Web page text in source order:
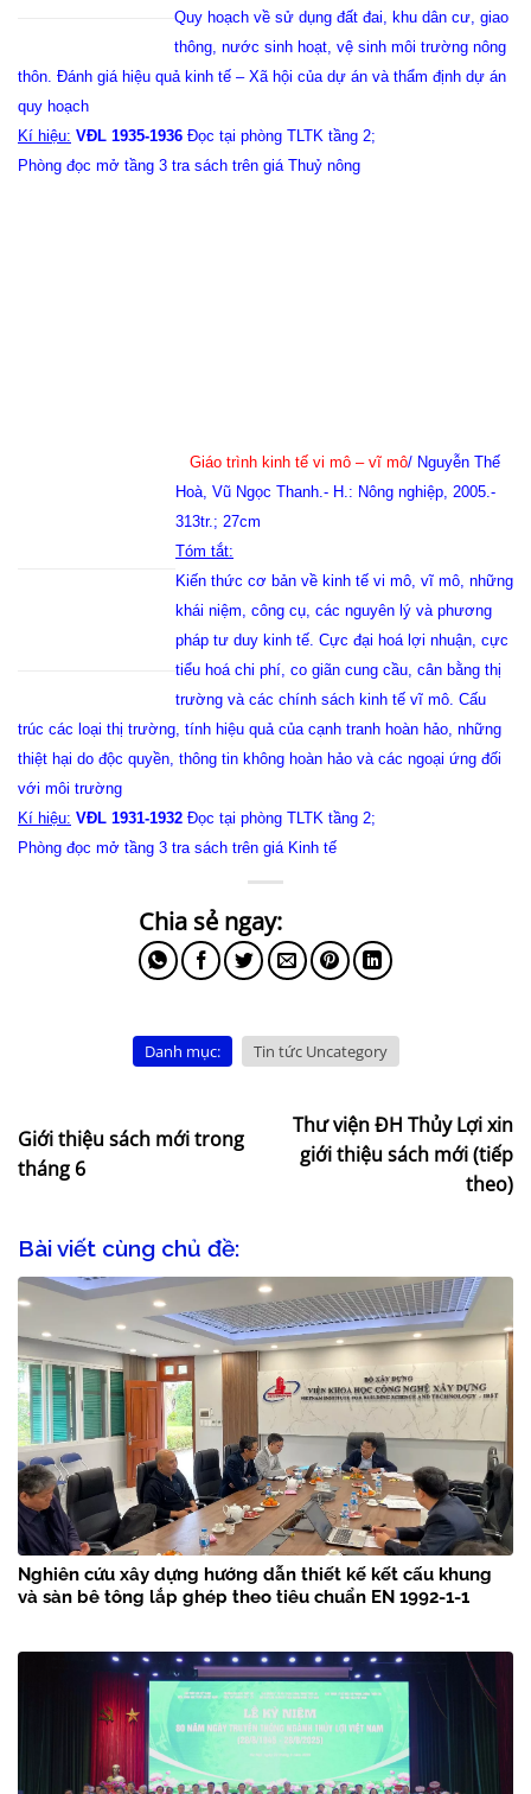
Quy hoạch về sử dụng đất đai, khu dân cư, giao
thông, nước sinh hoạt, vệ sinh môi trường nông
thôn. Đánh giá hiệu quả kinh tế – Xã hội của dự án và thẩm định dự án
quy hoạch
Kí hiệu: VĐL 1935-1936 Đọc tại phòng TLTK tầng 2;
Phòng đọc mở tầng 3 tra sách trên giá Thuỷ nông
Giáo trình kinh tế vi mô – vĩ mô/ Nguyễn Thế
Hoà, Vũ Ngọc Thanh.- H.: Nông nghiệp, 2005.-
313tr.; 27cm
Tóm tắt:
Kiến thức cơ bản về kinh tế vi mô, vĩ mô, những
khái niệm, công cụ, các nguyên lý và phương
pháp tư duy kinh tế. Cực đại hoá lợi nhuận, cực
tiểu hoá chi phí, co giãn cung cầu, cân bằng thị
trường và các chính sách kinh tế vĩ mô. Cấu
trúc các loại thị trường, tính hiệu quả của cạnh tranh hoàn hảo, những
thiệt hại do độc quyền, thông tin không hoàn hảo và các ngoại ứng đối
với môi trường
Kí hiệu: VĐL 1931-1932 Đọc tại phòng TLTK tầng 2;
Phòng đọc mở tầng 3 tra sách trên giá Kinh tế
Danh mục: Tin tức Uncategory
Giới thiệu sách mới trong
tháng 6
Thư viện ĐH Thủy Lợi xin
giới thiệu sách mới (tiếp
theo)
Bài viết cùng chủ đề:
Nghiên cứu xây dựng hướng dẫn thiết kế kết cấu khung
và sàn bê tông lắp ghép theo tiêu chuẩn EN 1992-1-1